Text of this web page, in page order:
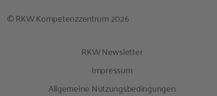
© RKW Kompetenzzentrum 2026
RKW Newsletter
Impressum
Allgemeine Nutzungsbedingungen